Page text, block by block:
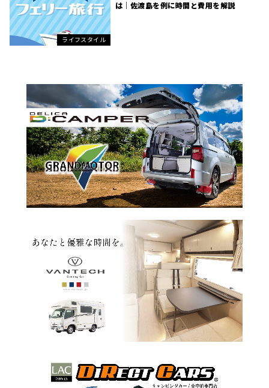
ライフスタイル
は｜佐渡島を例に時間と費用を解説